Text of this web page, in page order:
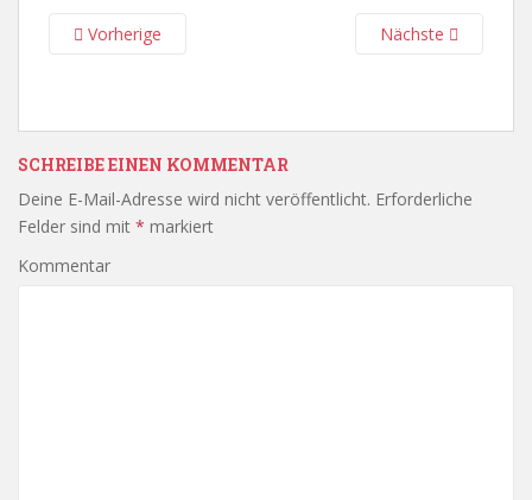
Vorherige Nächste
SCHREIBE EINEN KOMMENTAR
Deine E-Mail-Adresse wird nicht veröffentlicht. Erforderliche
Felder sind mit * markiert
Kommentar